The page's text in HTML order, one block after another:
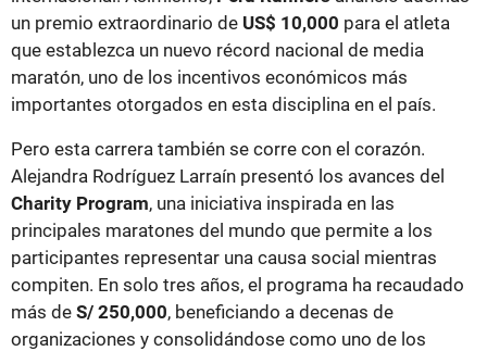
un premio extraordinario de US$ 10,000 para el atleta
que establezca un nuevo récord nacional de media
maratón, uno de los incentivos económicos más
importantes otorgados en esta disciplina en el país.
Pero esta carrera también se corre con el corazón.
Alejandra Rodríguez Larraín presentó los avances del
Charity Program, una iniciativa inspirada en las
principales maratones del mundo que permite a los
participantes representar una causa social mientras
compiten. En solo tres años, el programa ha recaudado
más de S/ 250,000, beneficiando a decenas de
organizaciones y consolidándose como uno de los